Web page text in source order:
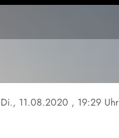
Di., 11.08.2020 , 19:29 Uhr